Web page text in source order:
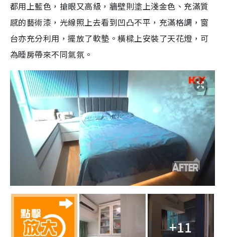
都用上藍色，搶眼又高級，牆壁則塗上淺金色、充滿質
感的藝術漆，光線照上去看到凹凸不平，充滿格調，窗
台亦充分利用，擺放了軟墊。橫樑上安裝了天花燈，可
為睡房帶來不同氣氛。
+11